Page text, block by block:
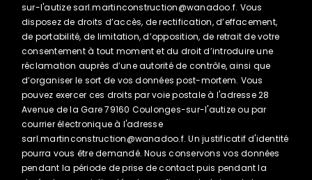
sur-l'autize sarl.martinconstruction@wanadoo.f. Vous
disposez de droits d’accès, de rectification, d’effacement,
de portabilité, de limitation, d’opposition, de retrait de votre
consentement à tout moment et du droit d’introduire une
réclamation auprès d’une autorité de contrôle, ainsi que
d’organiser le sort de vos données post-mortem. Vous
pouvez exercer ces droits par voie postale à l'adresse 28
Avenue de la Gare 79160 Coulonges-sur-l'autize ou par
courrier électronique à l'adresse
sarl.martinconstruction@wanadoo.f. Un justificatif d'identité
pourra vous être demandé. Nous conservons vos données
pendant la période de prise de contact puis pendant la